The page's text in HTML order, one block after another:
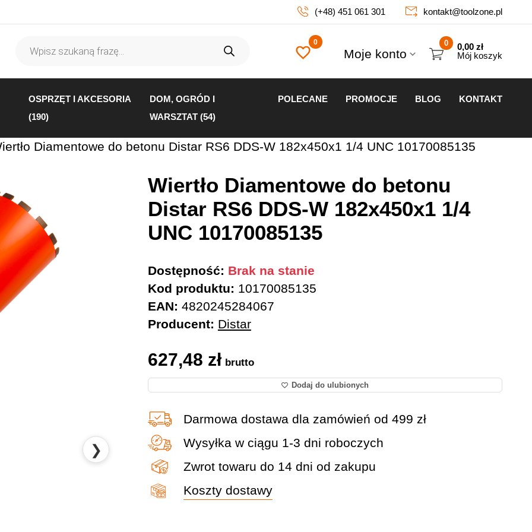
(+48) 451 061 301 kontakt@toolzone.pl
produktów
Moje konto
0,00 zł
Mój koszyk
0
OSPRZĘT I AKCESORIA
(190)
DOM, OGRÓD I
WARSZTAT (54)
POLECANE PROMOCJE BLOG KONTAKT
Diamentowe do betonu Distar RS6 DDS-W 182x450x1 1/4 UNC 10170085135
❯
Wiertło Diamentowe do betonu
Distar RS6 DDS-W 182x450x1 1/4
UNC 10170085135
Dostępność: Brak na stanie
Kod produktu: 10170085135
EAN: 4820245284067
Producent: Distar
627,48 zł brutto
Dodaj do ulubionych
Darmowa dostawa dla zamówień od 499 zł
Wysyłka w ciągu 1-3 dni roboczych
Zwrot towaru do 14 dni od zakupu
Koszty dostawy